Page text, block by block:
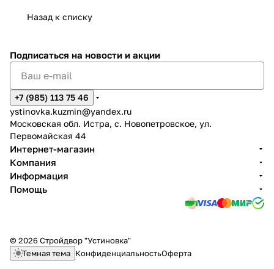
Назад к списку
Подписаться на новости и акции
+7 (985) 113 75 46
ystinovka.kuzmin@yandex.ru
Московская обл. Истра, с. Новопетровское, ул.
Первомайская 44
Интернет-магазин
Компания
Информация
Помощь
© 2026 Стройдвор "Устиновка"
Темная тема КонфиденциальностьОферта